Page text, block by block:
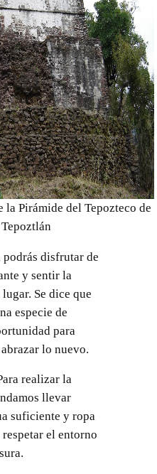
la Pirámide del Tepozteco de
Tepoztlán
disfrutar de
y sentir la
Se dice que
especie de
para
lo nuevo.
realizar la
llevar
suficiente y ropa
el entorno